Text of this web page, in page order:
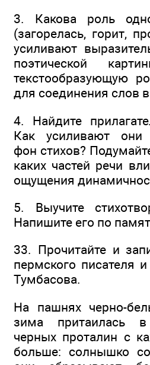
3. Какова роль
(загорелась, горит,
усиливают
поэтической
текстообразующую
для соединения слов в
4. Найдите
Как усиливают они
фон стихов?
каких частей речи
ощущения
5. Выучите
Напишите его по
33. Прочитайте и
пермского писателя
Тумбасова.
На пашнях черно-
зима притаилась
черных проталин с
больше: солнышко